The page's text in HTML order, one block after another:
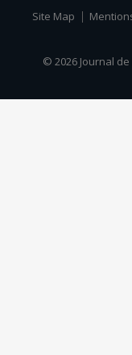
Site Map
© 2026 Journal